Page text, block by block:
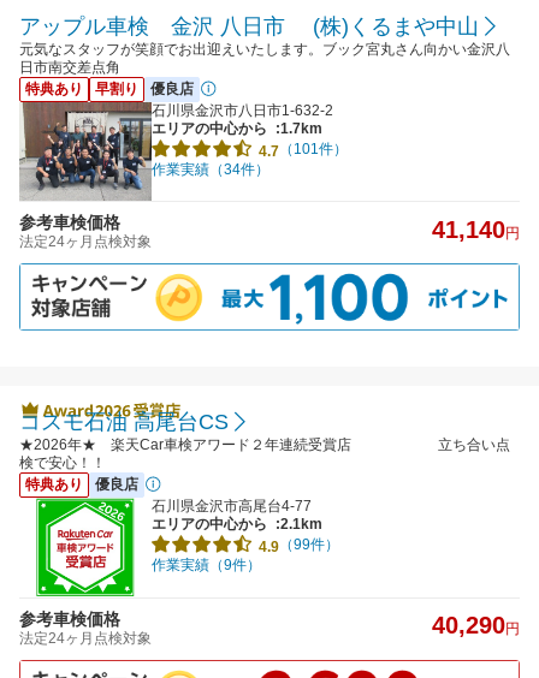
アップル車検 金沢 八日市 (株)くるまや中山
元気なスタッフが笑顔でお出迎えいたします。ブック宮丸さん向かい金沢八
日市南交差点角
特典あり
早割り
優良店
石川県金沢市八日市1-632-2
エリアの中心から
:1.7km
4.7 （101件）
作業実績（34件）
参考車検価格
法定24ヶ月点検対象 41,140円
コスモ石油 高尾台CS
★2026年★ 楽天Car車検アワード２年連続受賞店 立ち合い点
検で安心！！
特典あり
優良店
石川県金沢市高尾台4-77
エリアの中心から
:2.1km
4.9 （99件）
作業実績（9件）
参考車検価格
法定24ヶ月点検対象 40,290円